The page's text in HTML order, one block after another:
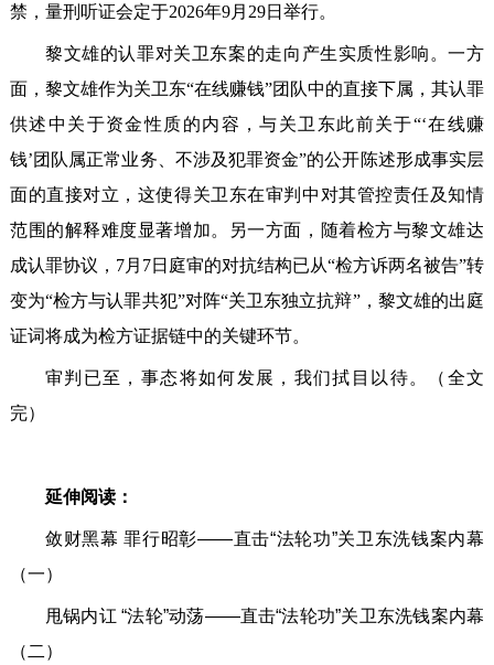
禁，量刑听证会定于2026年9月29日举行。
黎文雄的认罪对关卫东案的走向产生实质性影响。一方
面，黎文雄作为关卫东“在线赚钱”团队中的直接下属，其认罪
供述中关于资金性质的内容，与关卫东此前关于“‘在线赚
钱’团队属正常业务、不涉及犯罪资金”的公开陈述形成事实层
面的直接对立，这使得关卫东在审判中对其管控责任及知情
范围的解释难度显著增加。另一方面，随着检方与黎文雄达
成认罪协议，7月7日庭审的对抗结构已从“检方诉两名被告”转
变为“检方与认罪共犯”对阵“关卫东独立抗辩”，黎文雄的出庭
证词将成为检方证据链中的关键环节。
审判已至，事态将如何发展，我们拭目以待。（全文
完）
延伸阅读：
敛财黑幕 罪行昭彰——直击“法轮功”关卫东洗钱案内幕
（一）
甩锅内讧 “法轮”动荡——直击“法轮功”关卫东洗钱案内幕
（二）